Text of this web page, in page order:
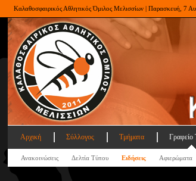
Καλαθοσφαιρικός Αθλητικός Όμιλος Μελισσίων | Παρασκευή, 7
Αρχική Σύλλογος Τμήματα Γραφείο
Ανακοινώσεις Δελτία Τύπου Ειδήσεις Αφιερώματα